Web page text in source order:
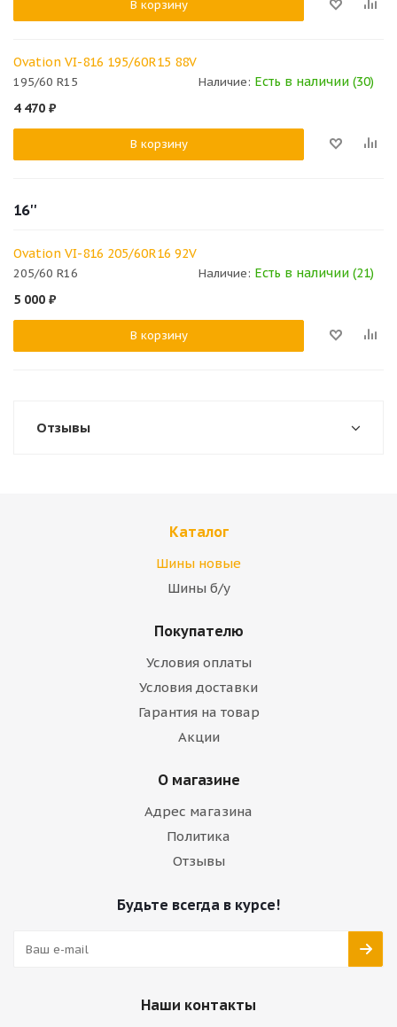
В корзину
Ovation VI-816 195/60R15 88V
195/60 R15 Наличие: Есть в наличии (30)
4 470 ₽
В корзину
16''
Ovation VI-816 205/60R16 92V
205/60 R16 Наличие: Есть в наличии (21)
5 000 ₽
В корзину
Отзывы
Каталог
Шины новые
Шины б/у
Покупателю
Условия оплаты
Условия доставки
Гарантия на товар
Акции
О магазине
Адрес магазина
Политика
Отзывы
Будьте всегда в курсе!
Наши контакты